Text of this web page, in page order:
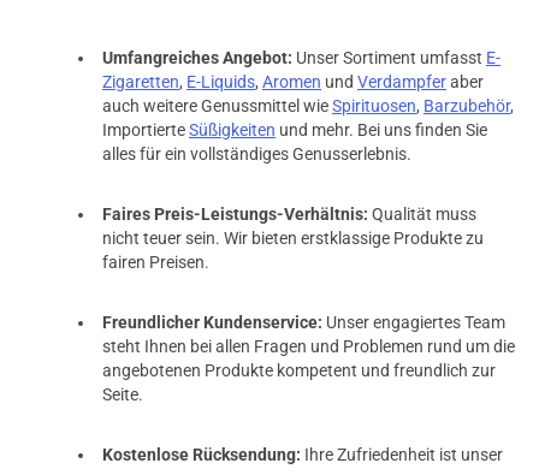
Umfangreiches Angebot: Unser Sortiment umfasst E-
Zigaretten, E-Liquids, Aromen und Verdampferaber
auch weitere Genussmittel wieSpirituosen, Barzubehör,
ImportierteSüßigkeiten und mehr. Bei uns finden Sie
alles für ein vollständiges Genusserlebnis.
Faires Preis-Leistungs-Verhältnis: Qualität muss
nicht teuer sein. Wir bieten erstklassige Produkte zu
fairen Preisen.
Freundlicher Kundenservice: Unser engagiertes Team
steht Ihnen bei allen Fragen und Problemen rund um die
angebotenen Produkte kompetent und freundlich zur
Seite.
Kostenlose Rücksendung: Ihre Zufriedenheit ist unser